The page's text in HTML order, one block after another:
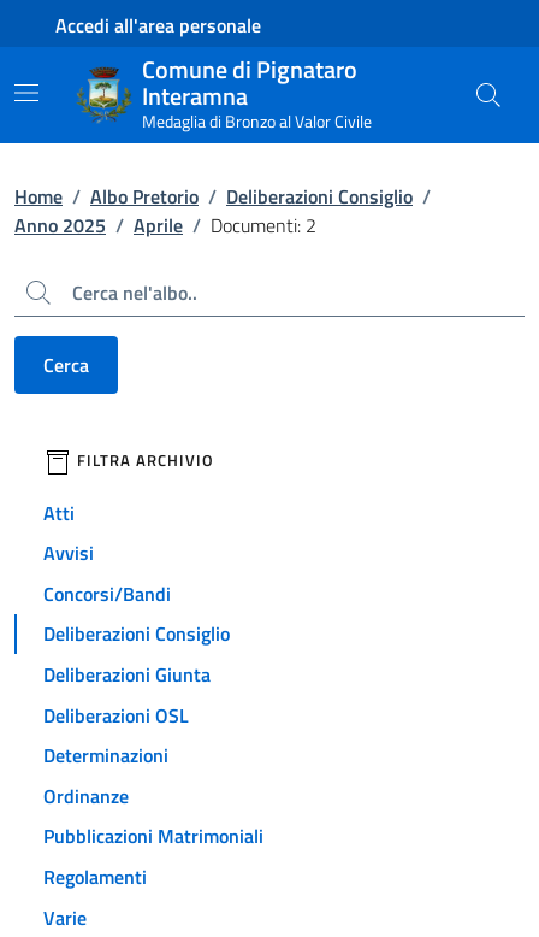
Contenuto principale
Piede di paginaAccedi all'area personale
Comune di Pignataro
Interamna
Medaglia di Bronzo al Valor Civile
Home / Albo Pretorio / Deliberazioni Consiglio /
Anno 2025 / Aprile / Documenti: 2
Cerca
Cerca
filtri da applicare
FILTRA ARCHIVIO
Atti
Avvisi
Concorsi/Bandi
Deliberazioni Consiglio
Deliberazioni Giunta
Deliberazioni OSL
Determinazioni
Ordinanze
Pubblicazioni Matrimoniali
Regolamenti
Varie